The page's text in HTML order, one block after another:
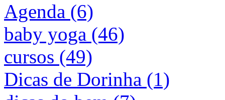
Agenda (6)
baby yoga (46)
cursos (49)
Dicas de Dorinha (1)